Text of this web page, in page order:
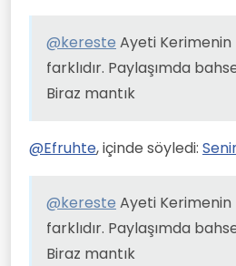
@kereste Ayeti
farklıdır. Paylaşımda
Biraz mantık
@Efruhte, içinde söyledi:
@kereste Ayeti
farklıdır. Paylaşımda
Biraz mantık